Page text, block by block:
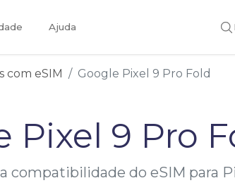
Ajuda
com eSIM Google Pixel 9 Pro Fold
Pixel 9 Pro
compatibilidade do eSIM para